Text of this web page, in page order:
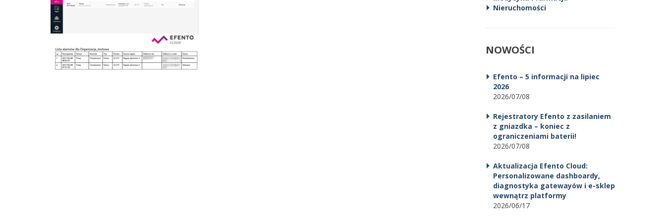
Nieruchomości
NOWOŚCI
Efento – 5 informacji na lipiec
2026
2026/07/08
Rejestratory Efento z zasilaniem
z gniazdka – koniec z
ograniczeniami baterii!
2026/07/08
Aktualizacja Efento Cloud:
Personalizowane dashboardy,
diagnostyka gatewayów i e-sklep
wewnątrz platformy
2026/06/17